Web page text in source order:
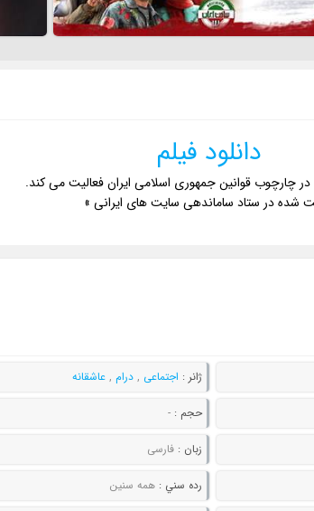
دانلود فیلم
در چارچوب قوانین جمهوری اسلامی ایران فعالیت می کند.
شده در ستاد ساماندهی سایت های ایرانی »
ژانر : اجتماعی ,درام ,عاشقانه
حجم :-
زبان :فارسی
رده سني :همه سنین